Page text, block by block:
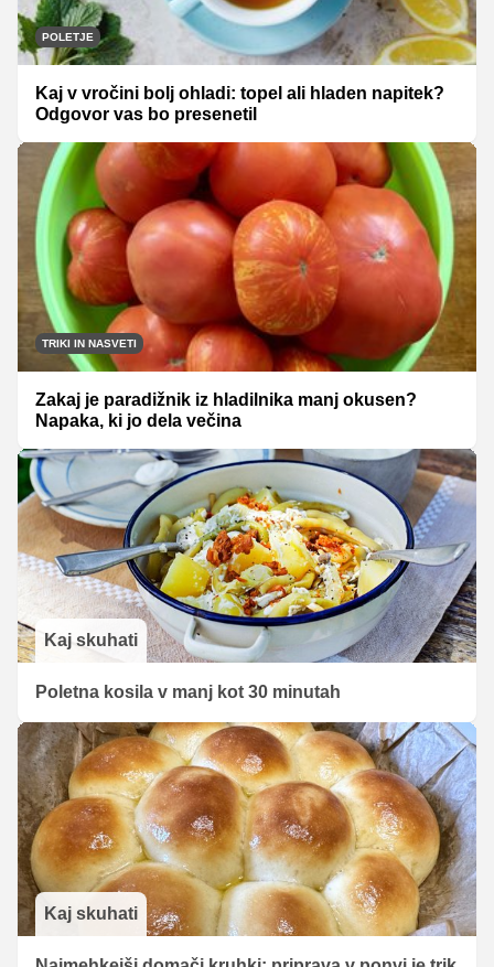
POLETJE
Kaj v vročini bolj ohladi: topel ali hladen napitek?
Odgovor vas bo presenetil
TRIKI IN NASVETI
Zakaj je paradižnik iz hladilnika manj okusen?
Napaka, ki jo dela večina
Kaj skuhati
Poletna kosila v manj kot 30 minutah
Kaj skuhati